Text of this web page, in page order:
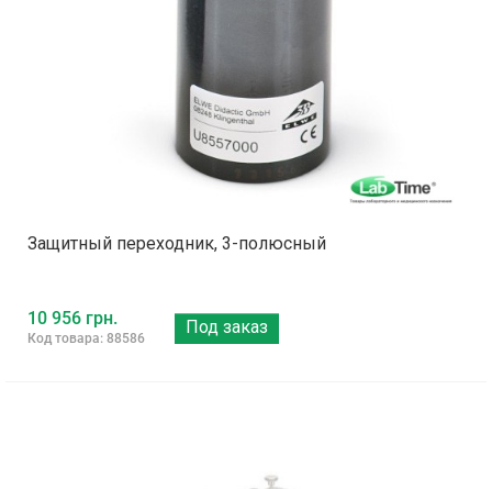
Защитный переходник, 3-полюсный
10 956 грн.
Код товара: 88586
Под заказ